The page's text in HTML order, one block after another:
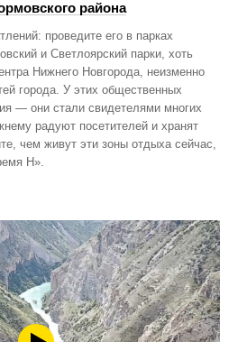
района
проведите его в парках
и Светлоярский парки, хоть
Нижнего Новгорода, неизменно
города. У этих общественных
— они стали свидетелями многих
радуют посетителей и хранят
чем живут эти зоны отдыха сейчас,
Н».